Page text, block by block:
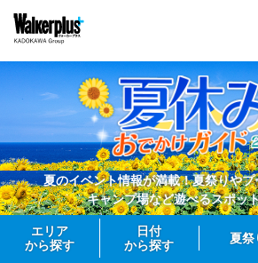
夏のイベント情報が満載！夏祭りや
キャンプ場など遊べるスポッ
エリア
から探す
日付
から探す
夏祭